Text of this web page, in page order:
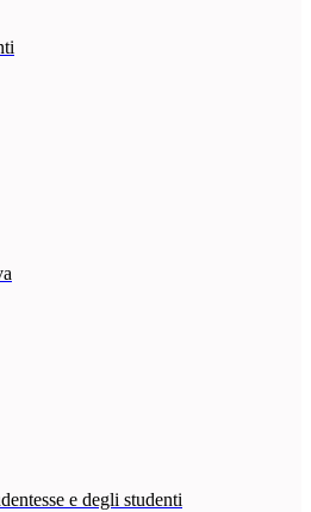
e degli studenti